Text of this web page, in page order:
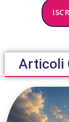
Articoli